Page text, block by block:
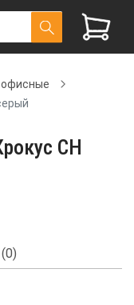
офисные
CH